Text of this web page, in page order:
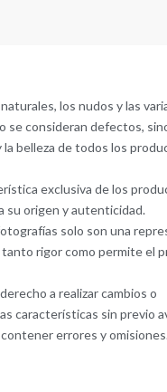
los nudos y las
se consideran defectos,
la belleza de todos los
exclusiva de los
su origen y autenticidad.
solo son una
rigor como permite el
a realizar cambios o
características sin previo
errores y